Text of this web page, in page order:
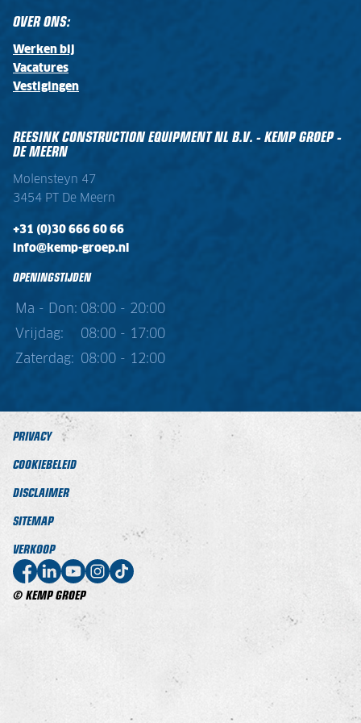
OVER ONS:
Werken bij
Vacatures
Vestigingen
REESINK CONSTRUCTION EQUIPMENT NL B.V. - KEMP GROEP -
DE MEERN
Molensteyn 47
3454 PT De Meern
+31 (0)30 666 60 66
info@kemp-groep.nl
OPENINGSTIJDEN
Ma - Don: 08:00 - 20:00
Vrijdag:
08:00 - 17:00
Zaterdag:
08:00 - 12:00
© KEMP GROEP
PRIVACY
COOKIEBELEID
DISCLAIMER
SITEMAP
VERKOOP